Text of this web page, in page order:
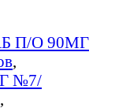
П/О 90МГ
,
№7/
,